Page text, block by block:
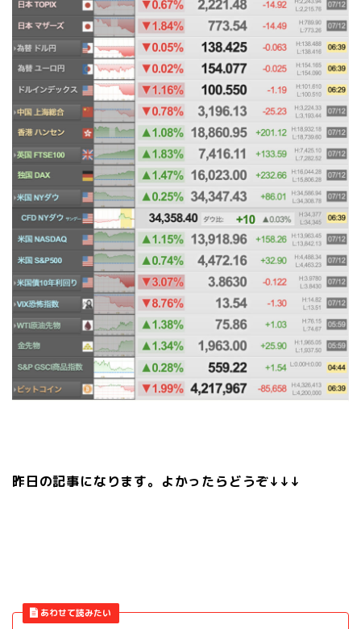
昨日の記事になります。よかったらどうぞ↓↓↓